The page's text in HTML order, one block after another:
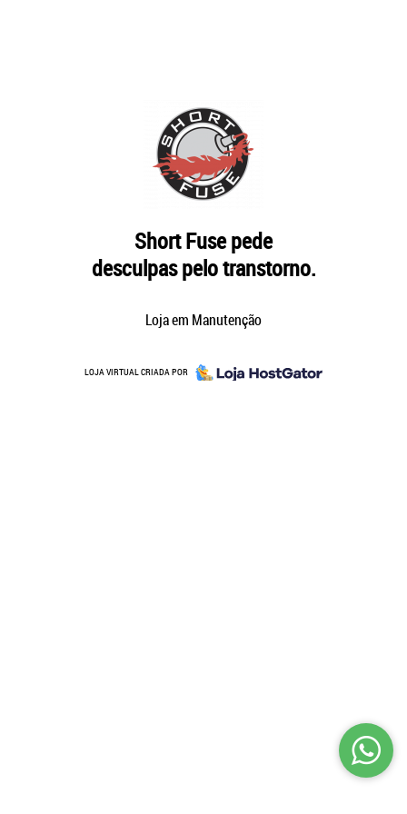
Short Fuse pede
desculpas pelo transtorno.
Loja em Manutenção
LOJA VIRTUAL CRIADA POR